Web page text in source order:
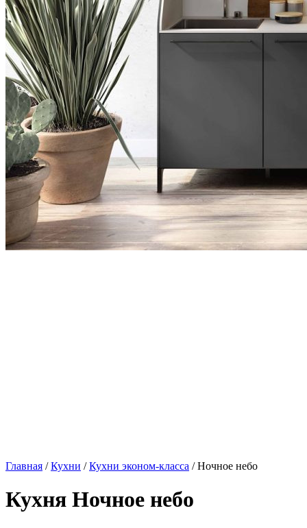
Главная /Кухни /Кухни эконом-класса / Ночное небо
Кухня Ночное небо